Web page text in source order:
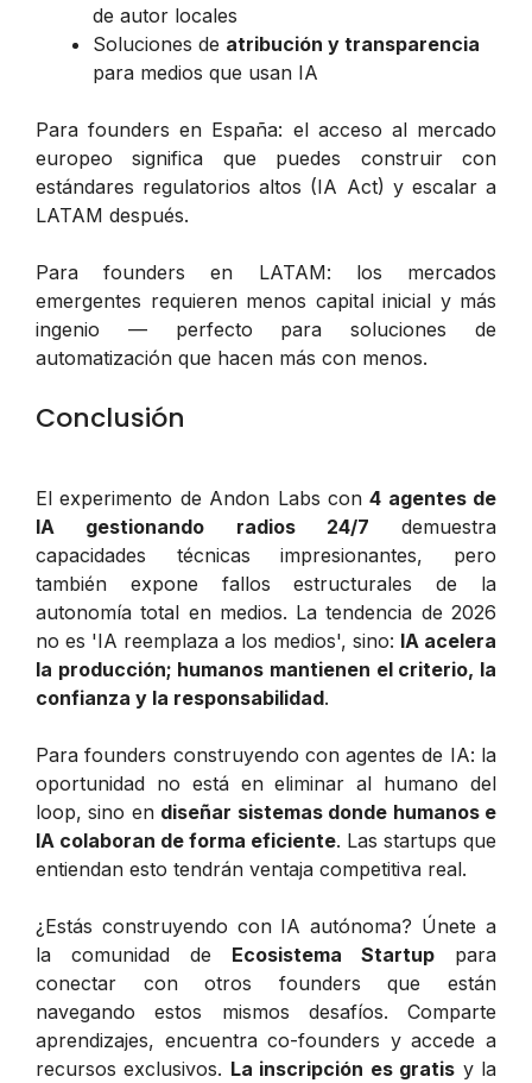
de autor locales
Soluciones de atribución y transparencia
para medios que usan IA
Para founders en España: el acceso al mercado
europeo significa que puedes construir con
estándares regulatorios altos (IA Act) y escalar a
LATAM después.
Para founders en LATAM: los mercados
emergentes requieren menos capital inicial y más
ingenio — perfecto para soluciones de
automatización que hacen más con menos.
Conclusión
El experimento de Andon Labs con4 agentes de
IA gestionando radios 24/7 demuestra
capacidades técnicas impresionantes, pero
también expone fallos estructurales de la
autonomía total en medios. La tendencia de 2026
no es 'IA reemplaza a los medios', sino: IA acelera
la producción; humanos mantienen el criterio, la
confianza y la responsabilidad.
Para founders construyendo con agentes de IA: la
oportunidad no está en eliminar al humano del
loop, sino en diseñar sistemas donde humanos e
IA colaboran de forma eficiente. Las startups que
entiendan esto tendrán ventaja competitiva real.
¿Estás construyendo con IA autónoma? Únete a
la comunidad de Ecosistema Startup para
conectar con otros founders que están
navegando estos mismos desafíos. Comparte
aprendizajes, encuentra co-founders y accede a
recursos exclusivos. La inscripción es gratis y la